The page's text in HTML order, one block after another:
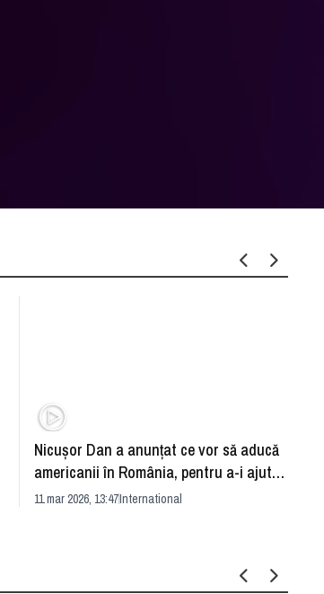
Nicuşor Dan a anunţat ce vor să aducă
americanii în România, pentru a-i ajuta
în războiul din Iran
11 mar 2026, 13:47International